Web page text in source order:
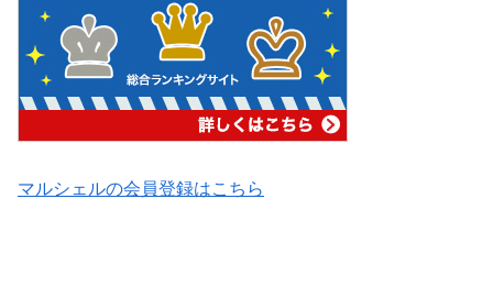
マルシェルの会員登録はこちら